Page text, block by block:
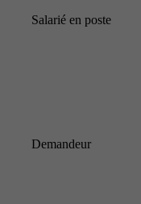
Salarié en poste
Demandeur